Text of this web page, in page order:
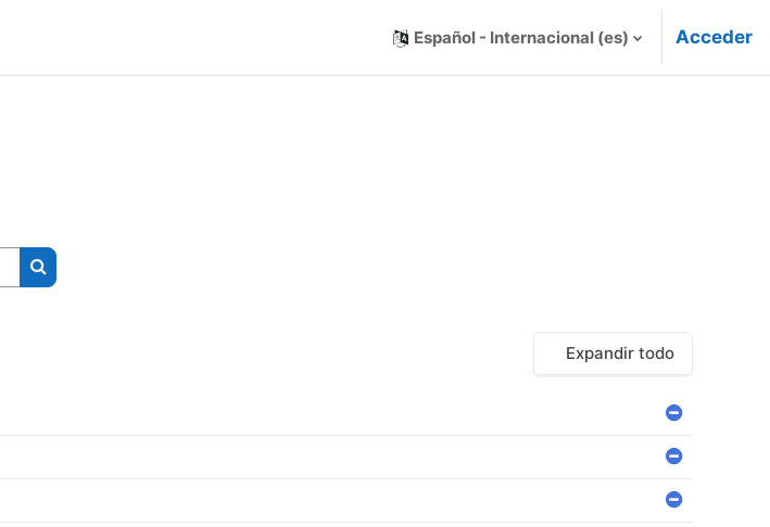
Español - Internacional ‎(es)‎ Acceder
Buscar cursos
Expandir todo